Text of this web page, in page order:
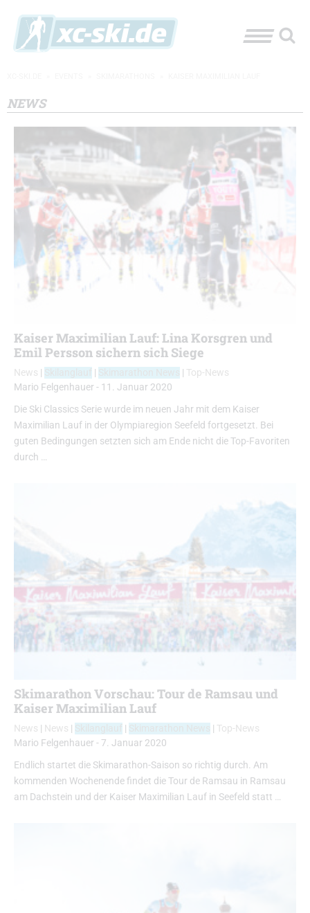
NEWS
Kaiser Maximilian Lauf: Lina Korsgren und
Emil Persson sichern sich Siege
News | | | Top-News
Mario Felgenhauer - 11. Januar 2020
Die Ski Classics Serie wurde im neuen Jahr mit dem Kaiser
Maximilian Lauf in der Olympiaregion Seefeld fortgesetzt. Bei
guten Bedingungen setzten sich am Ende nicht die Top-Favoriten
durch …
Skimarathon Vorschau: Tour de Ramsau und
Kaiser Maximilian Lauf
News | News | | | Top-News
Mario Felgenhauer - 7. Januar 2020
Endlich startet die Skimarathon-Saison so richtig durch. Am
kommenden Wochenende findet die Tour de Ramsau in Ramsau
am Dachstein und der Kaiser Maximilian Lauf in Seefeld statt …